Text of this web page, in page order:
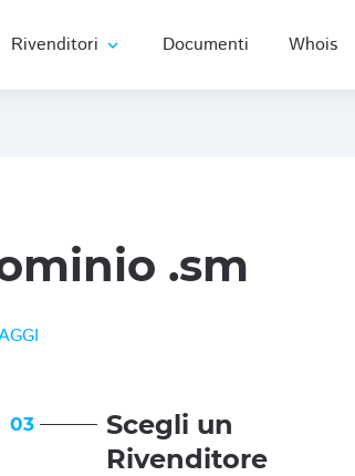
Rivenditori expand_more Documenti Whois
.sm
03
Scegli un
Rivenditore